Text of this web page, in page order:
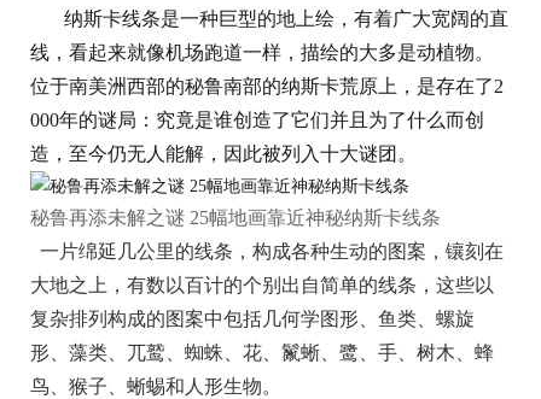
纳斯卡线条是一种巨型的地上绘，有着广大宽阔的直
线，看起来就像机场跑道一样，描绘的大多是动植物。
位于南美洲西部的秘鲁南部的纳斯卡荒原上，是存在了2
000年的谜局：究竟是谁创造了它们并且为了什么而创
造，至今仍无人能解，因此被列入十大谜团。
秘鲁再添未解之谜 25幅地画靠近神秘纳斯卡线条
一片绵延几公里的线条，构成各种生动的图案，镶刻在
大地之上，有数以百计的个别出自简单的线条，这些以
复杂排列构成的图案中包括几何学图形、鱼类、螺旋
形、藻类、兀鹫、蜘蛛、花、鬣蜥、鹭、手、树木、蜂
鸟、猴子、蜥蜴和人形生物。